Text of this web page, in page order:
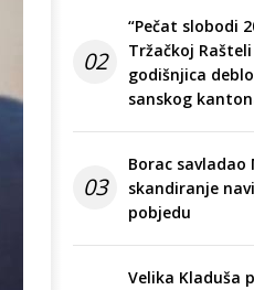
02
“Pečat slobodi
Tržačkoj
godišnjica
sanskog
03
Borac savladao
skandiranje
pobjedu
Velika Kladuša